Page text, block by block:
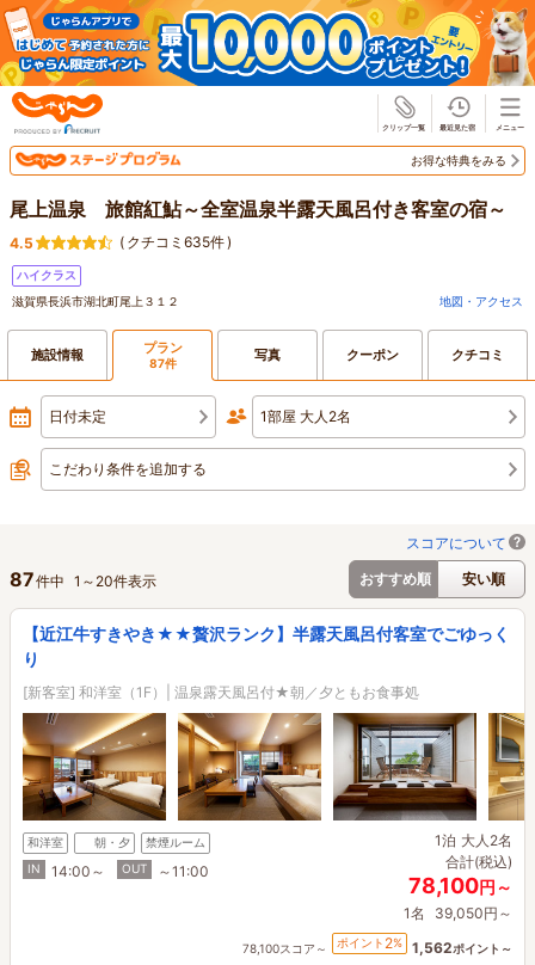
お得な特典をみる
尾上温泉 旅館紅鮎～全室温泉半露天風呂付き客室の宿～
4.5 ( クチコミ635件)
ハイクラス
滋賀県長浜市湖北町尾上３１２
地図・アクセス
施設情報 プラン
87件 写真 クーポン クチコミ
日付未定 1部屋 大人2名
こだわり条件を追加する
スコアについて
おすすめ順
安い順
87件中 1 ～ 20件表示
【近江牛すきやき★★贅沢ランク】半露天風呂付客室でごゆっく
り
[新客室] 和洋室（1F）| 温泉露天風呂付★朝／夕ともお食事処
和洋室 朝・夕
禁煙ルーム
IN
14:00～ OUT ～11:00
1泊 大人2名
合計(税込)
78,100円～
1名 39,050円～
78,100スコア～ ポイント 2% 1,562ポイント～